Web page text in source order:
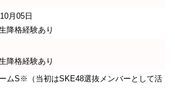
月05日
降格経験あり
降格経験あり
ムS※（当初はSKE48選抜メンバーとして活